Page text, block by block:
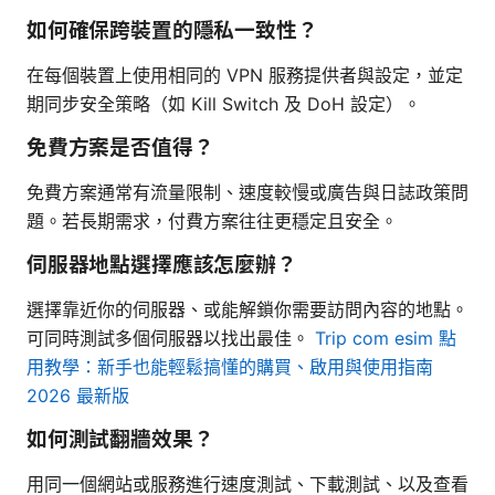
如何確保跨裝置的隱私一致性？
在每個裝置上使用相同的 VPN 服務提供者與設定，並定
期同步安全策略（如 Kill Switch 及 DoH 設定）。
免費方案是否值得？
免費方案通常有流量限制、速度較慢或廣告與日誌政策問
題。若長期需求，付費方案往往更穩定且安全。
伺服器地點選擇應該怎麼辦？
選擇靠近你的伺服器、或能解鎖你需要訪問內容的地點。
可同時測試多個伺服器以找出最佳。 Trip com esim 點
用教學：新手也能輕鬆搞懂的購買、啟用與使用指南
2026 最新版
如何測試翻牆效果？
用同一個網站或服務進行速度測試、下載測試、以及查看